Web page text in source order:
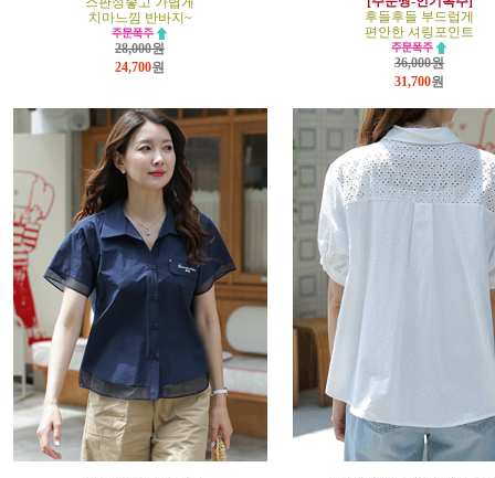
치마느낌 반바지~
28,000원
24,700원
후들후들 부드럽게
편안한 셔링포인트
36,000원
31,700원